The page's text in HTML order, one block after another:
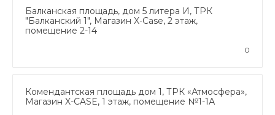
Балканская площадь, дом 5 литера И, ТРК
"Балканский 1", Магазин X-Case, 2 этаж,
помещение 2-14
0
Комендантская площадь дом 1, ТРК «Атмосфера»,
Магазин X-CASE, 1 этаж, помещение №1-1А